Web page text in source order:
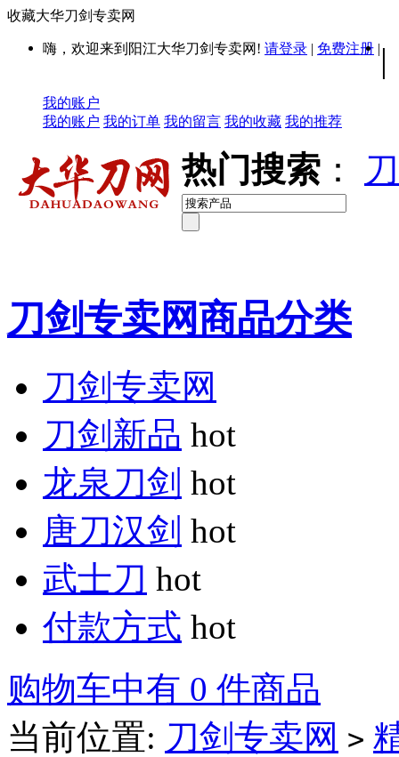
收藏大华刀剑专卖网
嗨，欢迎来到阳江大华刀剑专卖网! 请登录 | 免费注册 | |
我的账户
我的账户 我的订单 我的留言 我的收藏 我的推荐
热门搜索 ：
刀剑专卖网商品分类
刀剑专卖网
刀剑新品 hot
龙泉刀剑 hot
唐刀汉剑 hot
武士刀 hot
付款方式 hot
购物车中有 0 件商品
当前位置: 刀剑专卖网 >